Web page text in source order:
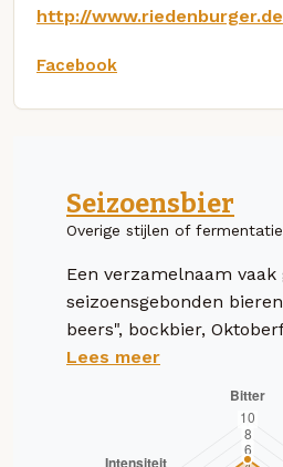
http://www.riedenburger.de
Facebook
Seizoensbier
Overige stijlen of
Een verzamelnaam
seizoensgebonden
beers", bockbier,
Lees meer